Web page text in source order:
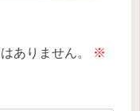
ありません。
※